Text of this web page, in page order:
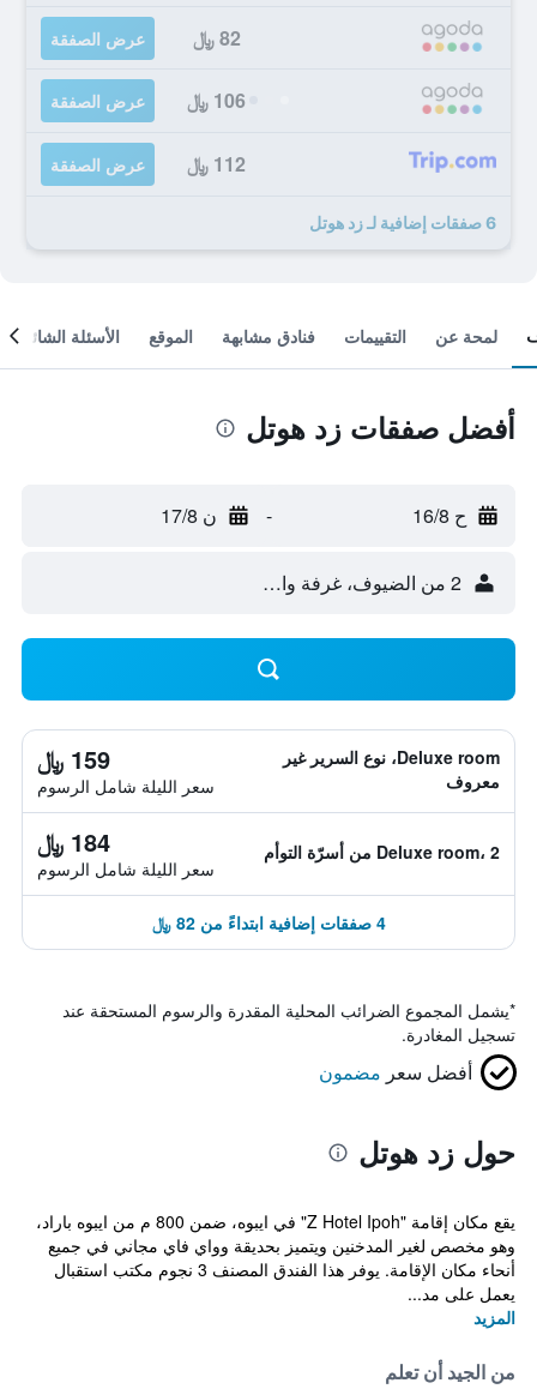
82 ﷼ عرض الصفقة
106 ﷼ عرض الصفقة
112 ﷼ عرض الصفقة
6 صفقات إضافية لـ زد هوتل
لمحة عن التقييمات فنادق مشابهة الموقع الأسئلة الشائعة
أفضل صفقات زد هوتل
ح 16/8 - ن 17/8
2 من الضيوف، غرفة واحدة
Deluxe room، نوع السرير غير
معروف
159 ﷼
سعر الليلة شامل الرسوم
Deluxe room، 2 من أسرّة التوأم 184 ﷼
سعر الليلة شامل الرسوم
4 صفقات إضافية ابتداءً من 82 ﷼
*يشمل المجموع الضرائب المحلية المقدرة والرسوم المستحقة عند
تسجيل المغادرة.
أفضل سعر مضمون
حول زد هوتل
يقع مكان إقامة "Z Hotel Ipoh" في ايبوه، ضمن 800 م من ايبوه باراد،
وهو مخصص لغير المدخنين ويتميز بحديقة وواي فاي مجاني في جميع
أنحاء مكان الإقامة. يوفر هذا الفندق المصنف 3 نجوم مكتب استقبال
يعمل على مد...
المزيد
من الجيد أن تعلم